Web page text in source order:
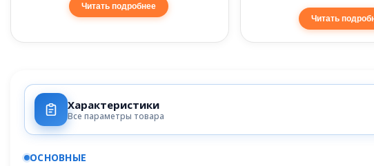
Читать подробнее
Читать
Характеристики
Все параметры товара
ОСНОВНЫЕ